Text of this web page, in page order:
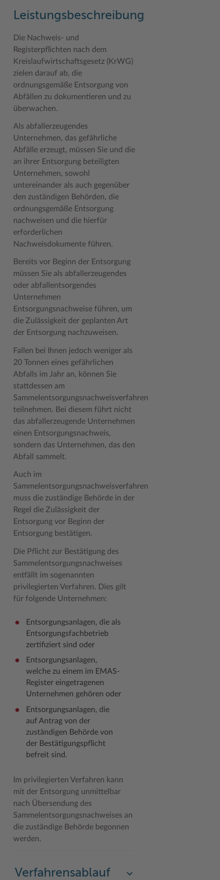
Geodatenportale (Kreiskarte)
Kontakt / Öffnungszeiten
Leistungen
Lexikon
Publikationen
Wo Sie uns finden
Wunsch-Kennzeichen ↗
Fotoarchiv
Klimaanpassungskonzept
Kreistag Sitzungskalender
Lokales Wetter
Newsletter
Pressemeldungen
Social Media
Stellenangebote
Termine
Ukrainehilfe
Woche der Seelischen Gesundheit
Karrieretag
Kreispräsident
Kreistag Sitzungskalender
Landrat
Sonderbereiche
Stabsbereiche
Städte und Gemeinden
Wahlen im Kreis
Wappenrolle
Was ist ein Kreis?
Zahlen, Daten, Fakten
Offene Stellen
Weiterbildung beim Kreis Stormarn
Klimaschutz beim Kreis Stormarn
Stormarner Bündnis für bezahlbares Wohnen
Wirtschafts- und Aufbaugesellschaft Stormarn
Zahlen, Daten, Fakten
Kulturelle Einrichtungen
Naturschutzgebiete
Storchenhorste
Lieblingsplätze in der Metropolregion
Termine und Veranstaltungen
Tourismus
Umlandscout Hamburg
Wälder und Moore
Leistungsbeschreibung
Die Nachweis- und
Registerpflichten nach dem
Kreislaufwirtschaftsgesetz (KrWG)
zielen darauf ab, die
ordnungsgemäße Entsorgung von
Abfällen zu dokumentieren und zu
überwachen.
Als abfallerzeugendes
Unternehmen, das gefährliche
Abfälle erzeugt, müssen Sie und die
an ihrer Entsorgung beteiligten
Unternehmen, sowohl
untereinander als auch gegenüber
den zuständigen Behörden, die
ordnungsgemäße Entsorgung
nachweisen und die hierfür
erforderlichen
Nachweisdokumente führen.
Bereits vor Beginn der Entsorgung
müssen Sie als abfallerzeugendes
oder abfallentsorgendes
Unternehmen
Entsorgungsnachweise führen, um
die Zulässigkeit der geplanten Art
der Entsorgung nachzuweisen.
Fallen bei Ihnen jedoch weniger als
20 Tonnen eines gefährlichen
Abfalls im Jahr an, können Sie
stattdessen am
Sammelentsorgungsnachweisverfahren
teilnehmen. Bei diesem führt nicht
das abfallerzeugende Unternehmen
einen Entsorgungsnachweis,
sondern das Unternehmen, das den
Abfall sammelt.
Auch im
Sammelentsorgungsnachweisverfahren
muss die zuständige Behörde in der
Regel die Zulässigkeit der
Entsorgung vor Beginn der
Entsorgung bestätigen.
Die Pflicht zur Bestätigung des
Sammelentsorgungsnachweises
entfällt im sogenannten
privilegierten Verfahren. Dies gilt
für folgende Unternehmen:
Entsorgungsanlagen, die als
Entsorgungsfachbetrieb
zertifiziert sind oder
Entsorgungsanlagen,
welche zu einem im EMAS-
Register eingetragenen
Unternehmen gehören oder
Entsorgungsanlagen, die
auf Antrag von der
zuständigen Behörde von
der Bestätigungspflicht
befreit sind.
Im privilegierten Verfahren kann
mit der Entsorgung unmittelbar
nach Übersendung des
Sammelentsorgungsnachweises an
die zuständige Behörde begonnen
werden.
Verfahrensablauf